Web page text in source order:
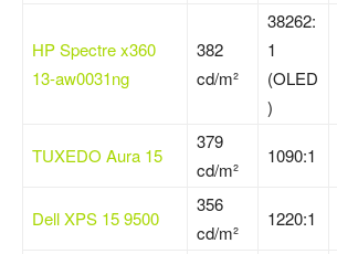
HP Spectre x360
13-aw0031ng
382
cd/m²
38262:
1
(OLED
)
TUXEDO Aura 15
379
cd/m²
1090:1
Dell XPS 15 9500
356
cd/m²
1220:1